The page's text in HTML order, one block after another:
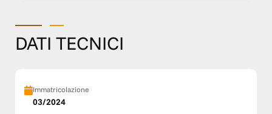
DATI TECNICI
Immatricolazione
03/2024